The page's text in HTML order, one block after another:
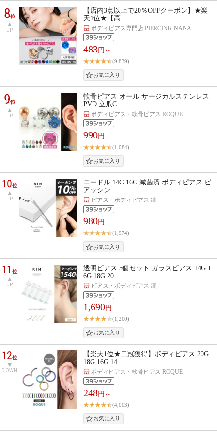
8位
UP
【店内3点以上で20％OFFクーポン】★楽
天1位★【高…
ボディピアス専門店 PIERCING-NANA
483円～
(9,839)
9位
UP
軟骨ピアス オール サージカルステンレス
PVD 立爪C…
ボディピアス・軟骨ピアス ROQUE
990円
(1,084)
10位
UP
ニードル 14G 16G 滅菌済 ボディピアス ピ
アッシン…
ピアス・ボディピアス 凛
980円
(1,974)
11位
UP
透明ピアス 5個セット ガラスピアス 14G 1
6G 18G 20…
ピアス・ボディピアス 凛
1,690円
(1,200)
12位
DOWN
【楽天1位★二冠獲得】ボディピアス 20G
18G 16G 14…
ボディピアス・軟骨ピアス ROQUE
248円～
(4,003)